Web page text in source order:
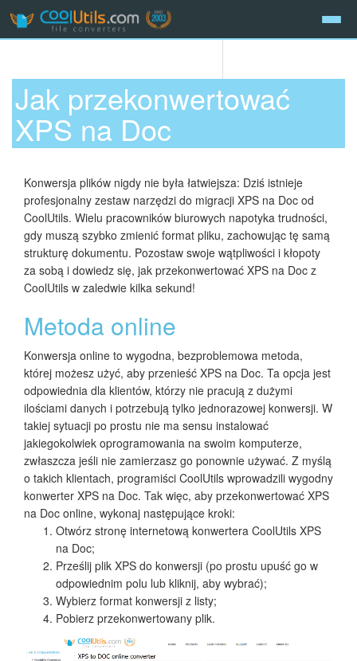
Jak przekonwertować
XPS na Doc
Konwersja plików nigdy nie była łatwiejsza: Dziś istnieje
profesjonalny zestaw narzędzi do migracji XPS na Doc od
CoolUtils. Wielu pracowników biurowych napotyka trudności,
gdy muszą szybko zmienić format pliku, zachowując tę samą
strukturę dokumentu. Pozostaw swoje wątpliwości i kłopoty
za sobą i dowiedz się, jak przekonwertować XPS na Doc z
CoolUtils w zaledwie kilka sekund!
Metoda online
Konwersja online to wygodna, bezproblemowa metoda,
której możesz użyć, aby przenieść XPS na Doc. Ta opcja jest
odpowiednia dla klientów, którzy nie pracują z dużymi
ilościami danych i potrzebują tylko jednorazowej konwersji. W
takiej sytuacji po prostu nie ma sensu instalować
jakiegokolwiek oprogramowania na swoim komputerze,
zwłaszcza jeśli nie zamierzasz go ponownie używać. Z myślą
o takich klientach, programiści CoolUtils wprowadzili wygodny
konwerter XPS na Doc. Tak więc, aby przekonwertować XPS
na Doc online, wykonaj następujące kroki:
Otwórz stronę internetową konwertera CoolUtils XPS
na Doc;
Prześlij plik XPS do konwersji (po prostu upuść go w
odpowiednim polu lub kliknij, aby wybrać);
Wybierz format konwersji z listy;
Pobierz przekonwertowany plik.